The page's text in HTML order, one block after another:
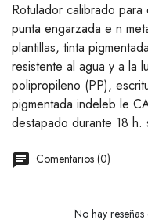
Rotulador calibrado
punta engarzada e n
plantillas, tinta
resistente al agua y a la
polipropileno (PP),
pigmentada indeleb le
destapado durante 18
Comentarios (0)
No hay